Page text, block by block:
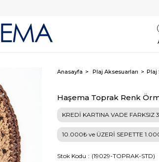
Anasayfa Plaj Aksesuarları Plaj
Haşema Toprak Renk
KREDİ KARTINA VADE FARKSIZ
10.000₺ ve ÜZERİ SEPETTE
Stok Kodu (19029-TOPRAK-STD)